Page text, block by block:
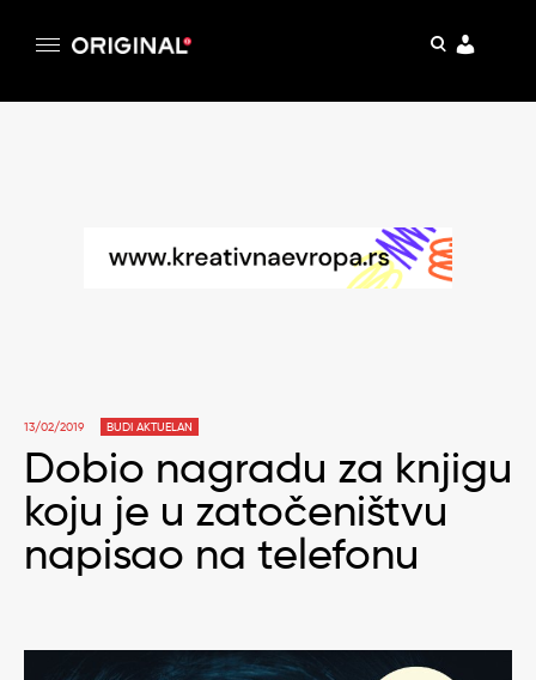
pretraga
13/02/2019 BUDI AKTUELAN
Dobio nagradu za knjigu
koju je u zatočeništvu
napisao na telefonu